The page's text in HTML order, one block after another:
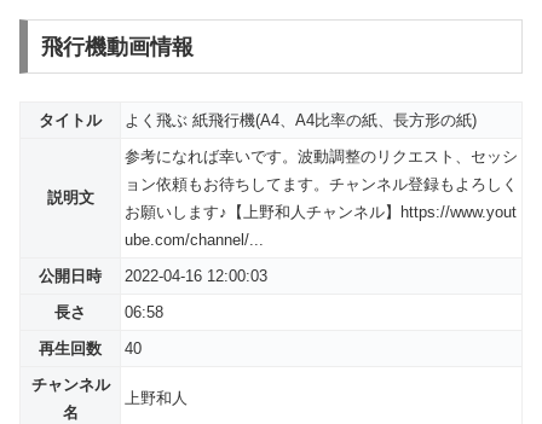
飛行機動画情報
タイトル よく飛ぶ 紙飛行機(A4、A4比率の紙、長方形の紙)
説明文
参考になれば幸いです。波動調整のリクエスト、セッシ
ョン依頼もお待ちしてます。チャンネル登録もよろしく
お願いします♪【上野和人チャンネル】https://www.yout
ube.com/channel/...
公開日時
2022-04-16 12:00:03
長さ
06:58
再生回数
40
チャンネル
名
上野和人